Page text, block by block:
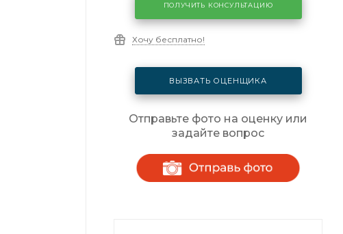
ПОЛУЧИТЬ КОНСУЛЬТАЦИЮ
Хочу бесплатно!
ВЫЗВАТЬ ОЦЕНЩИКА
Отправьте фото на оценку или
задайте вопрос